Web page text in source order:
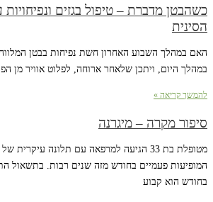
כשהבטן מדברת – טיפול בגזים
הסינית
האם במהלך השבוע האחרון חשת נפיחות בבטן
במהלך היום, ויתכן שלאחר ארוחה, לפלוט אוויר מן
להמשך קריאה »
סיפור מקרה – מיגרנה
מטופלת בת 33 הגיעה למרפאה עם תלונה עיקרית
המופיעות פעמיים בחודש מזה שנים רבות. בתשאול
בחודש הוא קבוע